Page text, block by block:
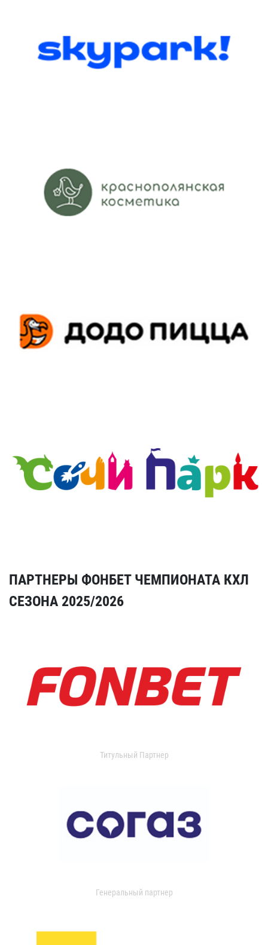
ПАРТНЕРЫ ФОНБЕТ ЧЕМПИОНАТА КХЛ
СЕЗОНА 2025/2026
Титульный Партнер
Генеральный партнер